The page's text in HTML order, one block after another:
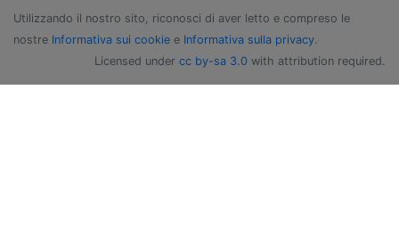
Utilizzando il nostro sito, riconosci di aver letto e compreso le
nostre Informativa sui cookie e Informativa sulla privacy.
Licensed under cc by-sa 3.0 with attribution required.